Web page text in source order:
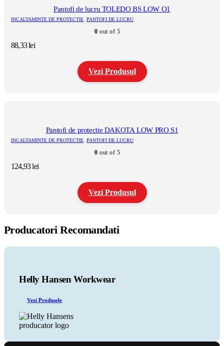
variații.
Opțiunile
fi
alese
Pantofi de lucru TOLEDO BS LOW O1
INCALTAMINTE DE PROTECTIE, PANTOFI DE LUCRU
0 out of 5
88,33lei
Vezi Produsul
variații.
Opțiunile
fi
alese
Pantofi de protectie DAKOTA LOW PRO S1
INCALTAMINTE DE PROTECTIE, PANTOFI DE LUCRU
0 out of 5
124,93lei
Vezi Produsul
are
multe
pagina
produsului.
Producatori Recomandati
Helly Hansen Workwear
Vezi Produsele